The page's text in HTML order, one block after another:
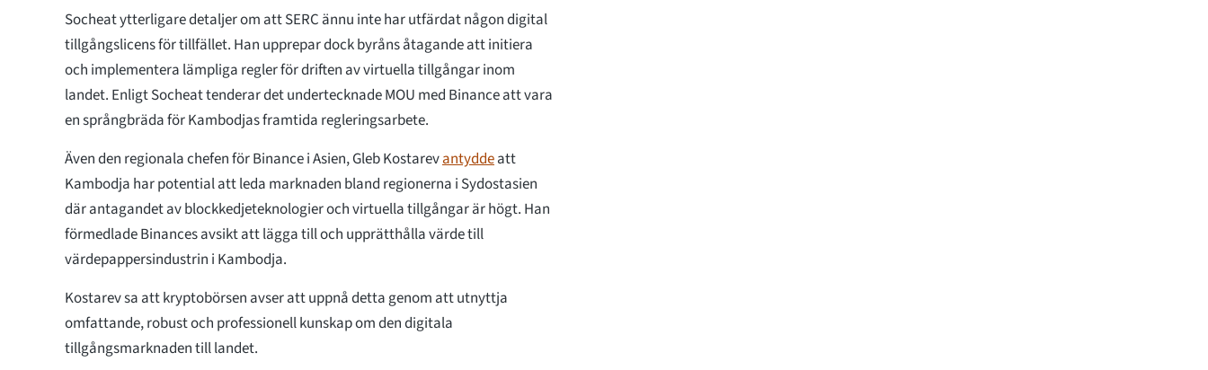
Socheat ytterligare detaljer om att SERC ännu inte har utfärdat någon digital
tillgångslicens för tillfället. Han upprepar dock byråns åtagande att initiera
och implementera lämpliga regler för driften av virtuella tillgångar inom
landet. Enligt Socheat tenderar det undertecknade MOU med Binance att vara
en språngbräda för Kambodjas framtida regleringsarbete.
Även den regionala chefen för Binance i Asien, Gleb Kostarevantyddeatt
Kambodja har potential att leda marknaden bland regionerna i Sydostasien
där antagandet av blockkedjeteknologier och virtuella tillgångar är högt. Han
förmedlade Binances avsikt att lägga till och upprätthålla värde till
värdepappersindustrin i Kambodja.
Kostarev sa att kryptobörsen avser att uppnå detta genom att utnyttja
omfattande, robust och professionell kunskap om den digitala
tillgångsmarknaden till landet.